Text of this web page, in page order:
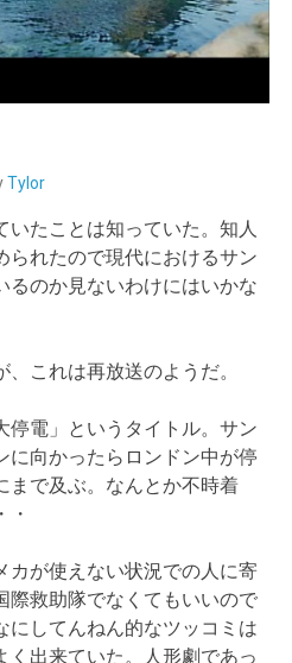
Tylor
いたことは知っていた。知人
られたので現代におけるサン
るのか見ないわけにはいかな
これは再放送のようだ。
停電」というタイトル。サン
に向かったらロンドン中が停
まで及ぶ。なんとか不時着
・
カが使えない状況での人に寄
際救助隊でなくてもいいので
にしてんねん的なツッコミは
く出来ていた。人形劇であっ